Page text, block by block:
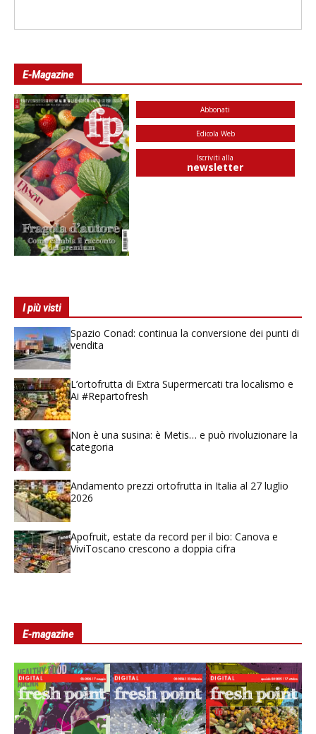
E-Magazine
Abbonati
Edicola Web
Iscriviti alla
newsletter
I più visti
Spazio Conad: continua la conversione dei punti di
vendita
L’ortofrutta di Extra Supermercati tra localismo e
Ai #Repartofresh
Non è una susina: è Metis… e può rivoluzionare la
categoria
Andamento prezzi ortofrutta in Italia al 27 luglio
2026
Apofruit, estate da record per il bio: Canova e
ViviToscano crescono a doppia cifra
E-magazine